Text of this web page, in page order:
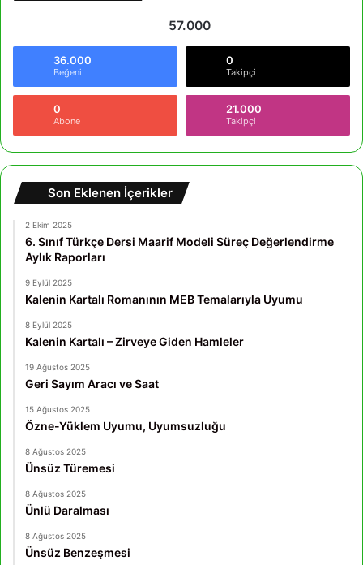
57.000
36.000
Beğeni
0
Takipçi
0
Abone
21.000
Takipçi
Son Eklenen İçerikler
2 Ekim 2025
6. Sınıf Türkçe Dersi Maarif Modeli Süreç Değerlendirme
Aylık Raporları
9 Eylül 2025
Kalenin Kartalı Romanının MEB Temalarıyla Uyumu
8 Eylül 2025
Kalenin Kartalı – Zirveye Giden Hamleler
19 Ağustos 2025
Geri Sayım Aracı ve Saat
15 Ağustos 2025
Özne-Yüklem Uyumu, Uyumsuzluğu
8 Ağustos 2025
Ünsüz Türemesi
8 Ağustos 2025
Ünlü Daralması
8 Ağustos 2025
Ünsüz Benzeşmesi